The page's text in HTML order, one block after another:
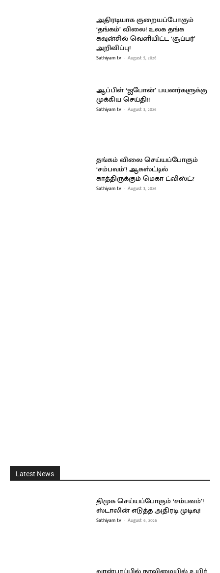
அதிரடியாக குறையப்போகும்
‘தங்கம்’ விலை! உலக தங்க
கவுன்சில் வெளியிட்ட ‘சூப்பர்’
அறிவிப்பு!
Sathiyam tv - August 5, 2026
ஆப்பிள் ‘ஐபோன்’ பயனர்களுக்கு
முக்கிய செய்தி!!
Sathiyam tv - August 3, 2026
தங்கம் விலை செய்யப்போகும்
‘சம்பவம்’! ஆகஸ்ட்டில்
காத்திருக்கும் மெகா ட்விஸ்ட்?
Sathiyam tv - August 3, 2026
Latest News
திமுக செய்யப்போகும் ‘சம்பவம்’!
ஸ்டாலின் எடுத்த அதிரடி முடிவு!
Sathiyam tv - August 6, 2026